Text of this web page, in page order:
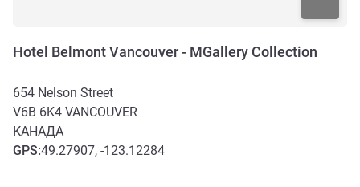
Hotel Belmont Vancouver - MGallery Collection
654 Nelson Street
V6B 6K4 VANCOUVER
КАНАДА
GPS:49.27907, -123.12284